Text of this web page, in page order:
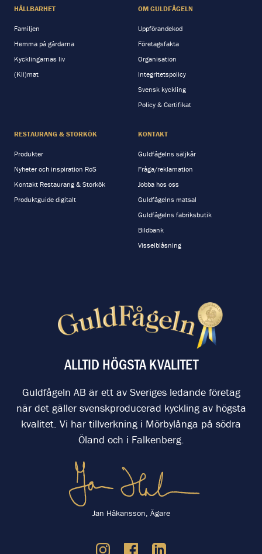
HÅLLBARHET
Familjen
Hemma på gårdarna
Kycklingarnas liv
(Kli)mat
OM GULDFÅGELN
Uppförandekod
Företagsfakta
Organisation
Integritetspolicy
Svensk kyckling
Policy & Certifikat
RESTAURANG & STORKÖK
Produkter
Nyheter och inspiration RoS
Kontakt Restaurang & Storkök
Produktguide digitalt
KONTAKT
Guldfågelns säljkår
Fråga/reklamation
Jobba hos oss
Guldfågelns matsal
Guldfågelns fabriksbutik
Bildbank
Visselblåsning
ALLTID HÖGSTA KVALITET
Guldfågeln AB är ett av Sveriges ledande företag
när det gäller svenskproducerad kyckling av högsta
kvalitet. Vi har tillverkning i Mörbylånga på södra
Öland och i Falkenberg.
Jan Håkansson, Ägare